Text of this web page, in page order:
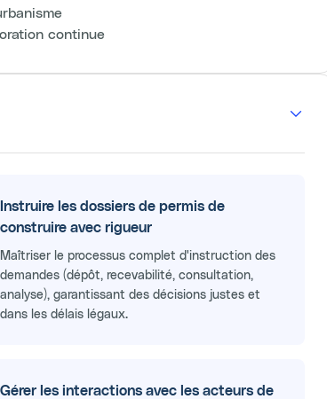
continue
Instruire les dossiers de permis de
construire avec rigueur
Maîtriser le processus complet d'instruction des
demandes (dépôt, recevabilité, consultation,
analyse), garantissant des décisions justes et
dans les délais légaux.
Gérer les interactions avec les acteurs de